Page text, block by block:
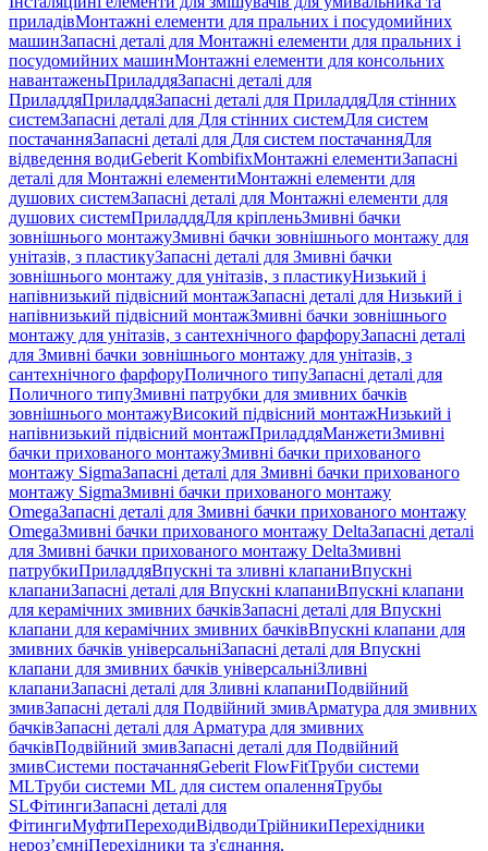
приладівМонтажні елементи для пральних і посудомийних
машинЗапасні деталі для Монтажні елементи для пральних і
посудомийних машинМонтажні елементи для консольних
навантаженьПриладдяЗапасні деталі для
ПриладдяПриладдяЗапасні деталі для ПриладдяДля стінних
системЗапасні деталі для Для стінних системДля систем
постачанняЗапасні деталі для Для систем постачанняДля
відведення водиGeberit KombifixМонтажні елементиЗапасні
деталі для Монтажні елементиМонтажні елементи для
душових системЗапасні деталі для Монтажні елементи для
душових системПриладдяДля кріпленьЗмивні бачки
зовнішнього монтажуЗмивні бачки зовнішнього монтажу для
унітазів, з пластикуЗапасні деталі для Змивні бачки
зовнішнього монтажу для унітазів, з пластикуНизький і
напівнизький підвісний монтажЗапасні деталі для Низький і
напівнизький підвісний монтажЗмивні бачки зовнішнього
монтажу для унітазів, з сантехнічного фарфоруЗапасні деталі
для Змивні бачки зовнішнього монтажу для унітазів, з
сантехнічного фарфоруПоличного типуЗапасні деталі для
Поличного типуЗмивні патрубки для змивних бачків
зовнішнього монтажуВисокий підвісний монтажНизький і
напівнизький підвісний монтажПриладдяМанжетиЗмивні
бачки прихованого монтажуЗмивні бачки прихованого
монтажу SigmaЗапасні деталі для Змивні бачки прихованого
монтажу SigmaЗмивні бачки прихованого монтажу
OmegaЗапасні деталі для Змивні бачки прихованого монтажу
OmegaЗмивні бачки прихованого монтажу DeltaЗапасні деталі
для Змивні бачки прихованого монтажу DeltaЗмивні
патрубкиПриладдяВпускні та зливні клапаниВпускні
клапаниЗапасні деталі для Впускні клапаниВпускні клапани
для керамічних змивних бачківЗапасні деталі для Впускні
клапани для керамічних змивних бачківВпускні клапани для
змивних бачків універсальніЗапасні деталі для Впускні
клапани для змивних бачків універсальніЗливні
клапаниЗапасні деталі для Зливні клапаниПодвійний
змивЗапасні деталі для Подвійний змивАрматура для змивних
бачкiвЗапасні деталі для Арматура для змивних
бачкiвПодвійний змивЗапасні деталі для Подвійний
змивСистеми постачанняGeberit FlowFitТруби системи
MLТруби системи ML для систем опаленняТрубы
SLФітингиЗапасні деталі для
ФітингиМуфтиПереходиВідводиТрійникиПерехідники
нероз’ємніПерехідники та з'єднання,